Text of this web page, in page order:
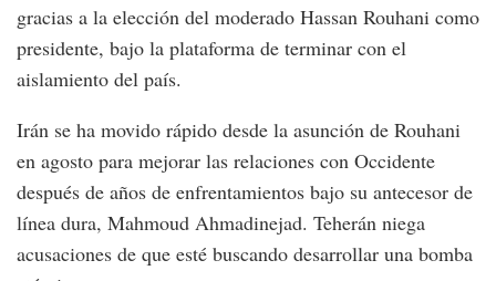
gracias a la elección del moderado Hassan Rouhani como
presidente, bajo la plataforma de terminar con el
aislamiento del país.
Irán se ha movido rápido desde la asunción de Rouhani
en agosto para mejorar las relaciones con Occidente
después de años de enfrentamientos bajo su antecesor de
línea dura, Mahmoud Ahmadinejad. Teherán niega
acusaciones de que esté buscando desarrollar una bomba